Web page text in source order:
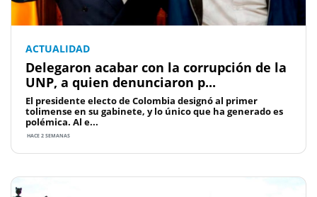
ACTUALIDAD
Delegaron acabar con la corrupción de la
UNP, a quien denunciaron p...
El presidente electo de Colombia designó al primer
tolimense en su gabinete, y lo único que ha generado es
polémica. Al e...
HACE 2 SEMANAS